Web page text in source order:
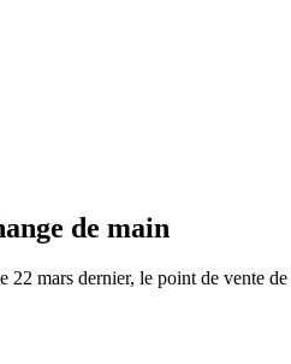
de main
mars dernier, le point de vente